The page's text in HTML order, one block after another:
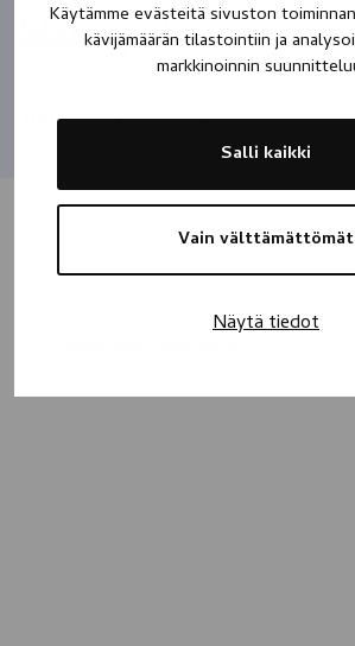
Käytämme evästeitä sivuston
kävijämäärän tilastointiin ja
markkinoinnin
Vain välttämättömät
Salli kaikki
Näytä tiedot
Sisko ja isä